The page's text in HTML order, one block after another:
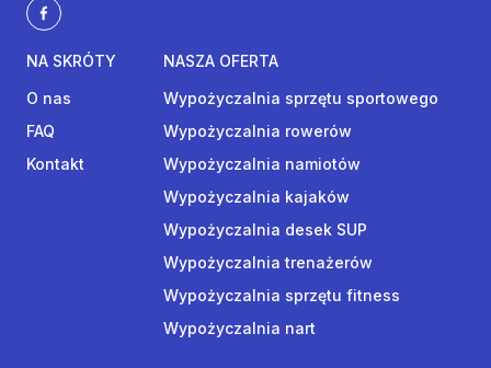
NA SKRÓTY
O nas
FAQ
Kontakt
NASZA OFERTA
Wypożyczalnia sprzętu sportowego
Wypożyczalnia rowerów
Wypożyczalnia namiotów
Wypożyczalnia kajaków
Wypożyczalnia desek SUP
Wypożyczalnia trenażerów
Wypożyczalnia sprzętu fitness
Wypożyczalnia nart